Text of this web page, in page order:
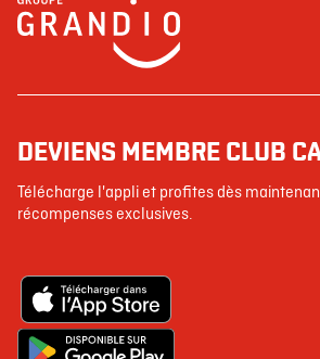
DEVIENS MEMBRE CLUB
Télécharge l'appli et profites dès
récompenses exclusives.